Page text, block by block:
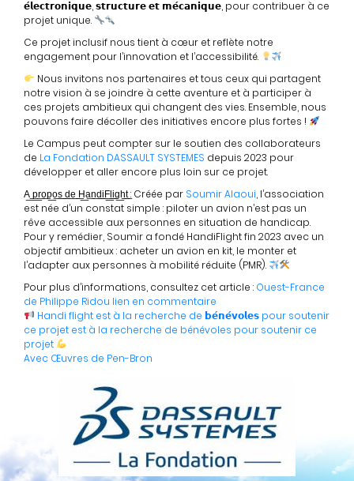
𝗲́𝗹𝗲𝗰𝘁𝗿𝗼𝗻𝗶𝗾𝘂𝗲, 𝘀𝘁𝗿𝘂𝗰𝘁𝘂𝗿𝗲 𝗲𝘁 𝗺𝗲́𝗰𝗮𝗻𝗶𝗾𝘂𝗲, pour contribuer à ce
projet unique.
Ce projet inclusif nous tient à cœur et reflète notre
engagement pour l’innovation et l’accessibilité.
Nous invitons nos partenaires et tous ceux qui partagent
notre vision à se joindre à cette aventure et à participer à
ces projets ambitieux qui changent des vies. Ensemble, nous
pouvons faire décoller des initiatives encore plus fortes !
Le Campus peut compter sur le soutien des collaborateurs
de La Fondation DASSAULT SYSTEMES depuis 2023 pour
développer et aller encore plus loin sur ce projet.
A͟ ͟p͟r͟o͟p͟o͟s͟ ͟d͟e͟ ͟H͟a͟n͟d͟i͟F͟l͟i͟g͟h͟t͟ : Créée par Soumir Alaoui, l’association
est née d’un constat simple : piloter un avion n’est pas un
rêve accessible aux personnes en situation de handicap.
Pour y remédier, Soumir a fondé HandiFlight fin 2023 avec un
objectif ambitieux : acheter un avion en kit, le monter et
l’adapter aux personnes à mobilité réduite (PMR).
Pour plus d’informations, consultez cet article : Ouest-France
de Philippe Ridou lien en commentaire
Handi flight est à la recherche de 𝗯𝗲́𝗻𝗲́𝘃𝗼𝗹𝗲𝘀 pour soutenir
ce projet est à la recherche de bénévoles pour soutenir ce
projet
Avec Œuvres de Pen-Bron